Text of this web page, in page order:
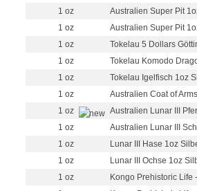
1 oz
Australien Super Pit
1 oz
Australien Super Pit
1 oz
Tokelau 5 Dollars
1 oz
Tokelau Komodo
1 oz
Tokelau Igelfisch 1oz
1 oz
Australien Coat of
1 oz
Australien Lunar III
1 oz
Australien Lunar III
1 oz
Lunar III Hase 1oz
1 oz
Lunar III Ochse 1oz
1 oz
Kongo Prehistoric Life